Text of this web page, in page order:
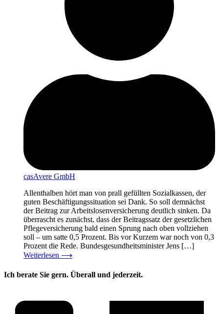
casAvere GmbH
Allenthalben hört man von prall gefüllten Sozialkassen, der
guten Beschäftigungssituation sei Dank. So soll demnächst
der Beitrag zur Arbeitslosenversicherung deutlich sinken. Da
überrascht es zunächst, dass der Beitragssatz der gesetzlichen
Pflegeversicherung bald einen Sprung nach oben vollziehen
soll – um satte 0,5 Prozent. Bis vor Kurzem war noch von 0,3
Prozent die Rede. Bundesgesundheitsminister Jens […]
Weiterlesen ⟶
Ich berate Sie gern. Überall und jederzeit.